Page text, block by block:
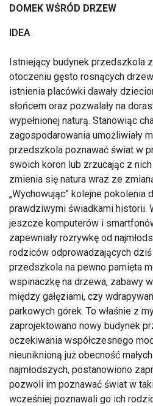
DOMEK WŚRÓD DRZEW
IDEA
Istniejący budynek przedszkola
otoczeniu gęsto rosnących
istnienia placówki dawały
słońcem oraz pozwalały na
wypełnionej naturą. Stanowiąc
zagospodarowania umożliwiały
przedszkola poznawać świat w
swoich koron lub zrzucając z
zmienia się natura wraz ze
„Wychowując” kolejne pokolenia
prawdziwymi świadkami historii.
jeszcze komputerów i
zapewniały rozrywkę od
rodziców odprowadzających
przedszkola na pewno pamięta
wspinaczkę na drzewa, zabawy
między gałęziami, czy
parkowych górek. To właśnie z
zaprojektowano nowy budynek
oczekiwania współczesnego
nieuniknioną już obecność
najmłodszych, postanowiono
pozwoli im poznawać świat w
wcześniej poznawali go ich